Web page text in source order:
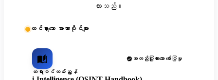
ထားသည်။
ထင်ရှားသော အာဏာပိုင်များ
အတည်ပြုထားသော ဖော်ပြမှု
တရားဝင်လမ်းညွှန်